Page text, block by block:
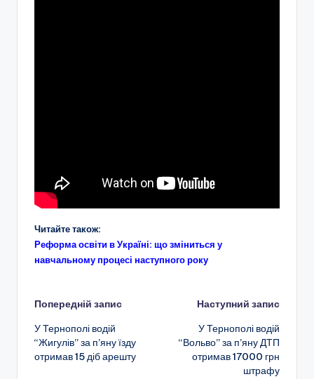
Читайте також:
Реформа освіти в Україні: що зміниться у
навчальному процесі наступного року
Навігація
по
запису
Попередній запис
У Тернополі водій
“Жигулів” за п’яну їзду
отримав 15 діб арешту
Наступний запис
У Тернополі водій
“Вольво” за п’яну ДТП
отримав 17000 грн
штрафу